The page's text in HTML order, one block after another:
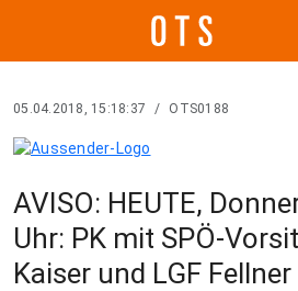
05.04.2018, 15:18:37 / OTS0188
AVISO: HEUTE,
Uhr: PK mit SPÖ-
Kaiser und LGF Fellner